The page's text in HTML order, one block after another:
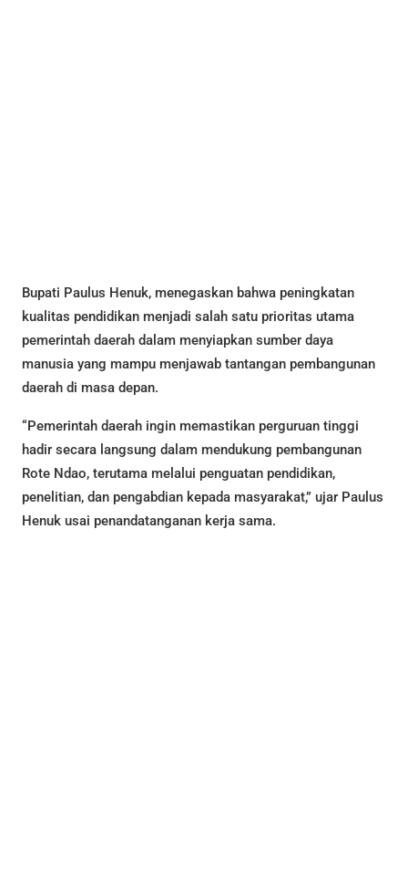
Bupati Paulus Henuk, menegaskan bahwa peningkatan
kualitas pendidikan menjadi salah satu prioritas utama
pemerintah daerah dalam menyiapkan sumber daya
manusia yang mampu menjawab tantangan pembangunan
daerah di masa depan.
“Pemerintah daerah ingin memastikan perguruan tinggi
hadir secara langsung dalam mendukung pembangunan
Rote Ndao, terutama melalui penguatan pendidikan,
penelitian, dan pengabdian kepada masyarakat,” ujar Paulus
Henuk usai penandatanganan kerja sama.